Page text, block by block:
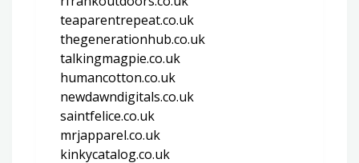
teaparentrepeat.co.uk
thegenerationhub.co.uk
talkingmagpie.co.uk
humancotton.co.uk
newdawndigitals.co.uk
saintfelice.co.uk
mrjapparel.co.uk
kinkycatalog.co.uk